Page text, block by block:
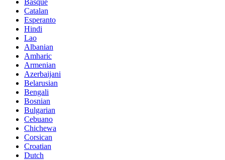
Basque
Catalan
Esperanto
Hindi
Lao
Albanian
Amharic
Armenian
Azerbaijani
Belarusian
Bengali
Bosnian
Bulgarian
Cebuano
Chichewa
Corsican
Croatian
Dutch